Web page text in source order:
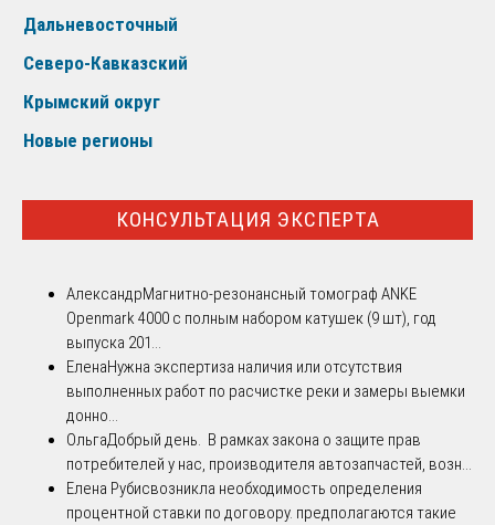
Дальневосточный
Северо-Кавказский
Крымский округ
Новые регионы
КОНСУЛЬТАЦИЯ ЭКСПЕРТА
АлександрМагнитно-резонансный томограф ANKE
Openmark 4000 с полным набором катушек (9 шт), год
выпуска 201...
ЕленаНужна экспертиза наличия или отсутствия
выполненных работ по расчистке реки и замеры выемки
донно...
ОльгаДобрый день. В рамках закона о защите прав
потребителей у нас, производителя автозапчастей, возн...
Елена Рубисвозникла необходимость определения
процентной ставки по договору. предполагаются такие